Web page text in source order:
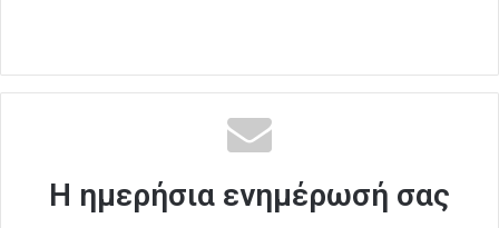
Η ημερήσια ενημέρωσή σας